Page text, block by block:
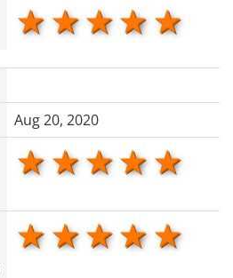
4
3 stars
2 stars
1 star
Aug 20, 2020
4
3 stars
2 stars
1 star
4
3 stars
2 stars
1 star